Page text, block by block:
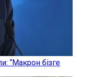
“Макрон бізге